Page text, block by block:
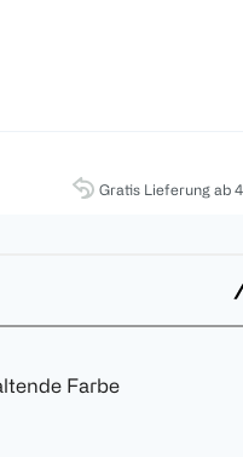
Gratis Lieferung ab
Farbe